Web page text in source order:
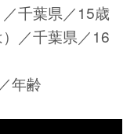
千葉県／15歳
／千葉県／16
年齢